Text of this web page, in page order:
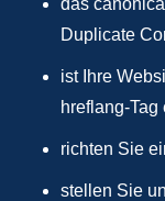
das
Duplicate
ist Ihre
hreflang-
richten Sie
stellen Sie